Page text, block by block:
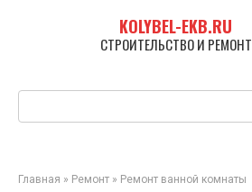
KOLYBEL-EKB.RU
СТРОИТЕЛЬСТВО И РЕМОНТ
Главная » Ремонт » Ремонт ванной комнаты